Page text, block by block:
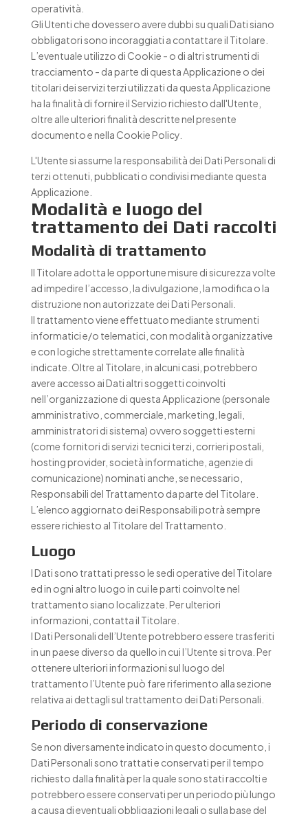
operatività.
Gli Utenti che dovessero avere dubbi su quali Dati siano
obbligatori sono incoraggiati a contattare il Titolare.
L’eventuale utilizzo di Cookie - o di altri strumenti di
tracciamento - da parte di questa Applicazione o dei
titolari dei servizi terzi utilizzati da questa Applicazione
ha la finalità di fornire il Servizio richiesto dall'Utente,
oltre alle ulteriori finalità descritte nel presente
documento e nella Cookie Policy.
L'Utente si assume la responsabilità dei Dati Personali di
terzi ottenuti, pubblicati o condivisi mediante questa
Applicazione.
Modalità e luogo del
trattamento dei Dati raccolti
Modalità di trattamento
Il Titolare adotta le opportune misure di sicurezza volte
ad impedire l’accesso, la divulgazione, la modifica o la
distruzione non autorizzate dei Dati Personali.
Il trattamento viene effettuato mediante strumenti
informatici e/o telematici, con modalità organizzative
e con logiche strettamente correlate alle finalità
indicate. Oltre al Titolare, in alcuni casi, potrebbero
avere accesso ai Dati altri soggetti coinvolti
nell’organizzazione di questa Applicazione (personale
amministrativo, commerciale, marketing, legali,
amministratori di sistema) ovvero soggetti esterni
(come fornitori di servizi tecnici terzi, corrieri postali,
hosting provider, società informatiche, agenzie di
comunicazione) nominati anche, se necessario,
Responsabili del Trattamento da parte del Titolare.
L’elenco aggiornato dei Responsabili potrà sempre
essere richiesto al Titolare del Trattamento.
Luogo
I Dati sono trattati presso le sedi operative del Titolare
ed in ogni altro luogo in cui le parti coinvolte nel
trattamento siano localizzate. Per ulteriori
informazioni, contatta il Titolare.
I Dati Personali dell’Utente potrebbero essere trasferiti
in un paese diverso da quello in cui l’Utente si trova. Per
ottenere ulteriori informazioni sul luogo del
trattamento l’Utente può fare riferimento alla sezione
relativa ai dettagli sul trattamento dei Dati Personali.
Periodo di conservazione
Se non diversamente indicato in questo documento, i
Dati Personali sono trattati e conservati per il tempo
richiesto dalla finalità per la quale sono stati raccolti e
potrebbero essere conservati per un periodo più lungo
a causa di eventuali obbligazioni legali o sulla base del